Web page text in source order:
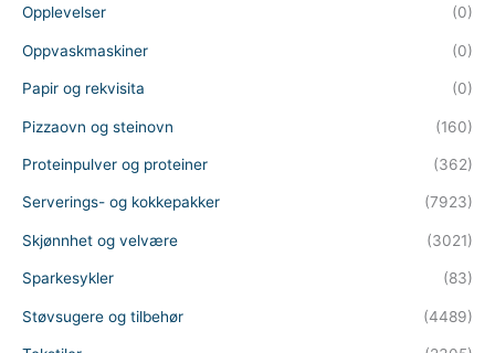
Opplevelser (0)
Oppvaskmaskiner (0)
Papir og rekvisita (0)
Pizzaovn og steinovn (160)
Proteinpulver og proteiner (362)
Serverings- og kokkepakker (7923)
Skjønnhet og velvære (3021)
Sparkesykler (83)
Støvsugere og tilbehør (4489)